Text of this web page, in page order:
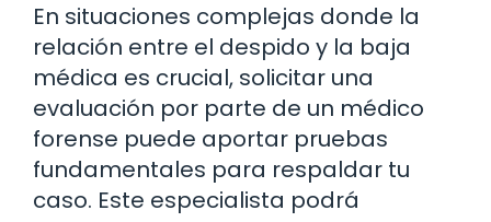
En situaciones complejas donde la
relación entre el despido y la baja
médica es crucial, solicitar una
evaluación por parte de un médico
forense puede aportar pruebas
fundamentales para respaldar tu
caso. Este especialista podrá